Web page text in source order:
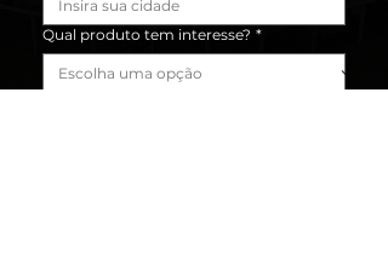
Qual produto tem interesse? *